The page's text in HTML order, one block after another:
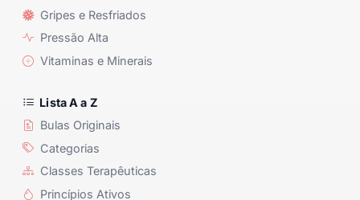
Gripes e Resfriados
Pressão Alta
Vitaminas e Minerais
Lista A a Z
Bulas Originais
Categorias
Classes Terapêuticas
Princípios Ativos